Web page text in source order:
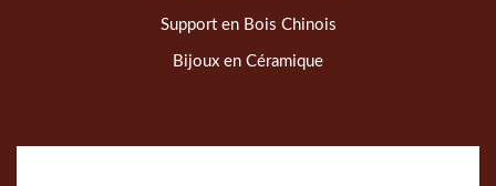
Support en Bois Chinois
Bijoux en Céramique